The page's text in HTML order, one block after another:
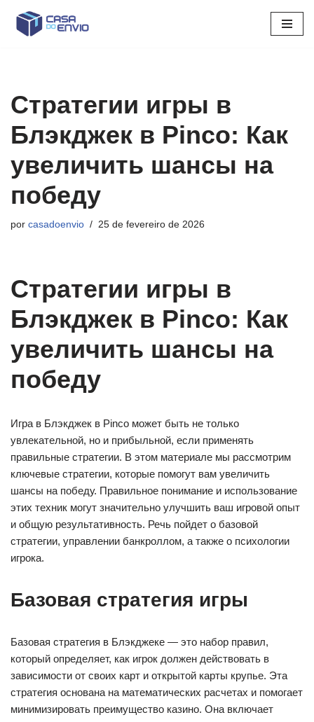
Pular
Стратегии игры в
Блэкджек в Pinco: Как
увеличить шансы на
победу
por casadoenvio 25 de fevereiro de 2026
Стратегии игры в
Блэкджек в Pinco: Как
увеличить шансы на
победу
Игра в Блэкджек в Pinco может быть не только
увлекательной, но и прибыльной, если применять
правильные стратегии. В этом материале мы рассмотрим
ключевые стратегии, которые помогут вам увеличить
шансы на победу. Правильное понимание и использование
этих техник могут значительно улучшить ваш игровой опыт
и общую результативность. Речь пойдет о базовой
стратегии, управлении банкроллом, а также о психологии
игрока.
Базовая стратегия игры
Базовая стратегия в Блэкджеке — это набор правил,
который определяет, как игрок должен действовать в
зависимости от своих карт и открытой карты крупье. Эта
стратегия основана на математических расчетах и помогает
минимизировать преимущество казино. Она включает